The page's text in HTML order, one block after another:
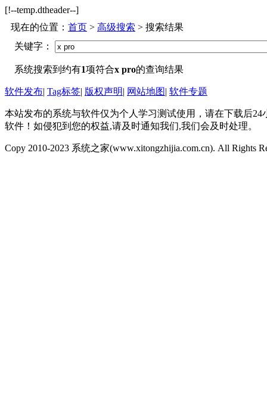
[!--temp.dtheader--]
现在的位置： 首页 > 高级搜索 > 搜索结果
关键字：
系统搜索到约有1项符合x pro的查询结果
软件发布| Tag标签| 版权声明| 网站地图| 软件专题
本站发布的系统与软件仅为个人学习测试使用，请在下载后
软件！如侵犯到您的权益,请及时通知我们,我们会及时处理。
Copy 2010-2023 系统之家(www.xitongzhijia.com.cn). All Rights